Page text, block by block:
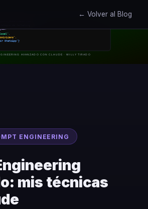
← Volver al Blog
WhatsApp"}
AVANZADO CON CLAUDE · WILLY TIRADO
ENGINEERING
mis técnicas